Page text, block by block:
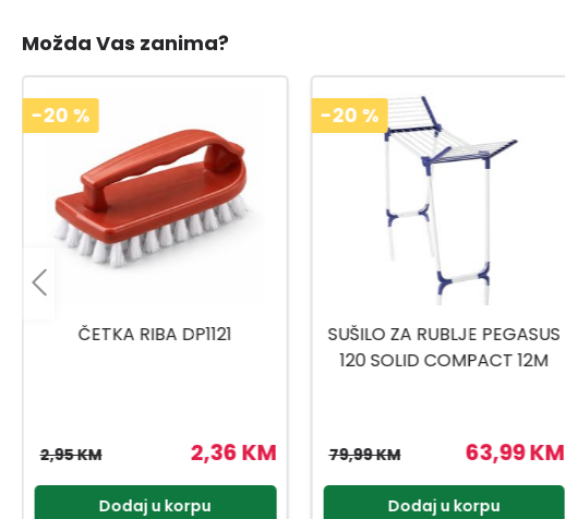
Možda Vas zanima?
-20 %
SUŠILO ZA RUBLJE PEGASUS
63,99 KM
79,99 KM
Dodaj u korpu
-20 %
SUŠILO ZA RUBLJE 20M
PEGASUS 200-PLUS
95,99 KM
119,99 KM
Dodaj u korpu